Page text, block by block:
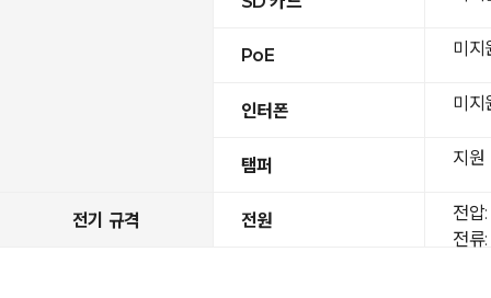
PoE
인터폰
탬퍼
전기 규격 전원
미지
미지
지원
전압
전류